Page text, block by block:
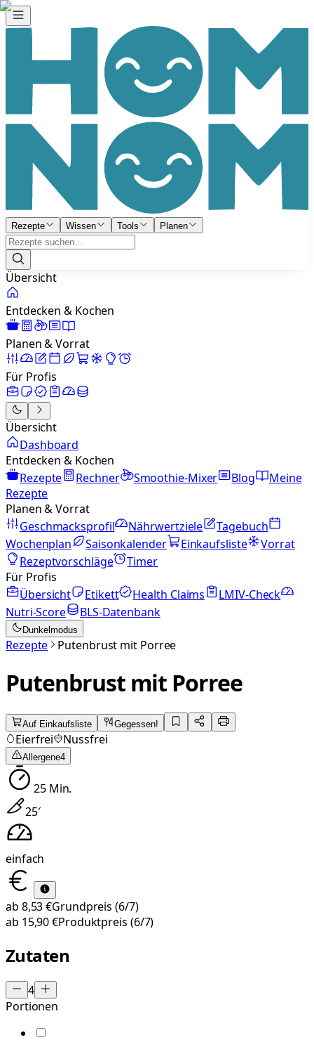
Rezepte Wissen Tools Planen
Übersicht
Entdecken & Kochen
Planen & Vorrat
Für Profis
Übersicht
Dashboard
Entdecken & Kochen
Rezepte
Rechner Smoothie-Mixer Blog
Meine
Rezepte
Planen & Vorrat
Geschmacksprofil
Nährwertziele
Tagebuch
Wochenplan
Saisonkalender Einkaufsliste
Vorrat
Rezeptvorschläge
Timer
Für Profis
Übersicht
Etikett Health Claims
LMIV-Check
Nutri-Score
BLS-Datenbank
Dunkelmodus
Rezepte Putenbrust mit Porree
Putenbrust mit Porree
Auf Einkaufsliste Gegessen!
Eierfrei Nussfrei
Allergene4
25Min.
25′
einfach
ab 8,53 €Grundpreis (6/7)
ab 15,90 €Produktpreis (6/7)
Zutaten
4
Portionen